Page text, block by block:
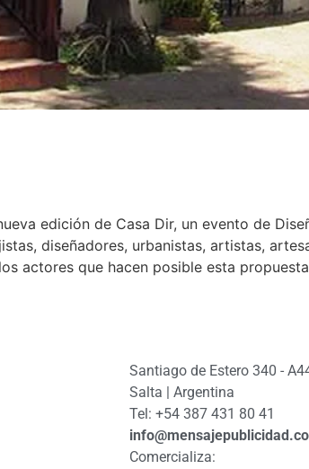
edición de Casa Dir, un evento de
diseñadores, urbanistas, artistas,
actores que hacen posible esta
Santiago de Estero 340 -
Salta | Argentina
Tel: +54 387 431 80 41
Comercializa: